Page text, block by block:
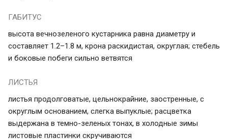
ГАБИТУС
высота вечнозеленого кустарника равна диаметру и
составляет 1.2–1.8 м, крона раскидистая, округлая; стебель
и боковые побеги сильно ветвятся
ЛИСТЬЯ
листья продолговатые, цельнокрайние, заостренные, с
округлым основанием, слегка выпуклые; расцветка
выдержана в темно-зеленых тонах, в холодные зимы
листовые пластинки скручиваются